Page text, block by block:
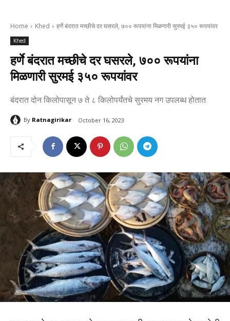
Home Khed हर्णे बंदरात मच्छीचे दर घसरले, ७०० रूपयांना मिळणारी सुरमई ३५० रूपयांवर
Khed
हर्णे बंदरात मच्छीचे दर घसरले, ७०० रूपयांना
मिळणारी सुरमई ३५० रूपयांवर
बंदरात दोन किलोपासून ७ ते ८ किलोपर्यंतचे सुरमय नग उपलब्ध होतात.
By Ratnagirikar October 16, 2023